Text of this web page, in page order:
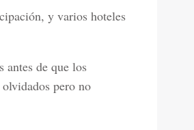
y varios hoteles
antes de que los
pero no